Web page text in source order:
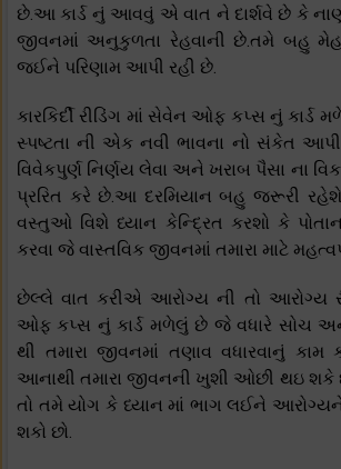
છે.આ કાર્ડ નું આવવું એ વાત ને દાર્શવે છે કે
જીવનમાં અનુકુળતા રેહવાની છે.તમે બહુ
જઈને પરિણામ આપી રહી છે.
કારકિર્દી રીડિંગ માં સેવેન ઓફ કપ્સ નું
સ્પષ્ટતા ની એક નવી ભાવના નો સંકેત
વિવેકપુર્ણ નિર્ણય લેવા અને ખરાબ પૈસા ના
પ્રરિત કરે છે.આ દરમિયાન બહુ જરૂરી
વસ્તુઓ વિશે ધ્યાન કેન્દ્રિત કરશો કે પોતાના
કરવા જે વાસ્તવિક જીવનમાં તમારા માટે
છેલ્લે વાત કરીએ આરોગ્ય ની તો આરોગ્ય
ઓફ કપ્સ નું કાર્ડ મળેલું છે જે વધારે સોચ અને
થી તમારા જીવનમાં તણાવ વધારવાનું
આનાથી તમારા જીવનની ખુશી ઓછી થઇ શકે
તો તમે યોગ કે ધ્યાન માં ભાગ લઈને આરોગ્યને
શકો છો.